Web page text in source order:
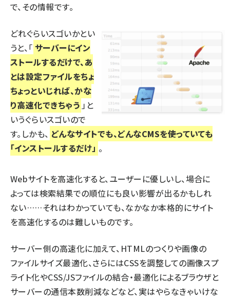
で、その情報です。
どれぐらいスゴいかとい
うと、「 サーバーにイン
ストールするだけで、あ
とは設定ファイルをちょ
ちょっといじれば、かな
り高速化できちゃう」と
いうぐらいスゴいので
す。しかも、 どんなサイトでも、どんなCMSを使っていても
「インストールするだけ」 。
Webサイトを高速化すると、ユーザーに優しいし、場合に
よっては検索結果での順位にも良い影響が出るかもしれ
ない……それはわかっていても、なかなか本格的にサイト
を高速化するのは難しいものです。
サーバー側の高速化に加えて、HTMLのつくりや画像の
ファイルサイズ最適化、さらにはCSSを調整しての画像スプ
ライト化やCSS/JSファイルの結合・最適化によるブラウザと
サーバーの通信本数削減などなど、実はやらなきゃいけな